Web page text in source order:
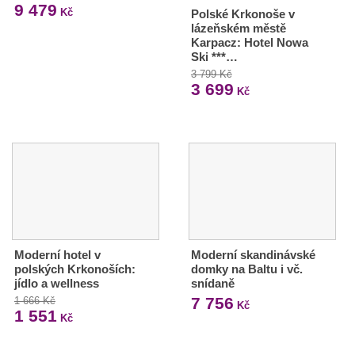
9 479 Kč
Polské Krkonoše v
lázeňském městě
Karpacz: Hotel Nowa
Ski ***…
3 799 Kč
3 699 Kč
Moderní hotel v
polských Krkonoších:
jídlo a wellness
1 666 Kč
1 551 Kč
Moderní skandinávské
domky na Baltu i vč.
snídaně
7 756 Kč